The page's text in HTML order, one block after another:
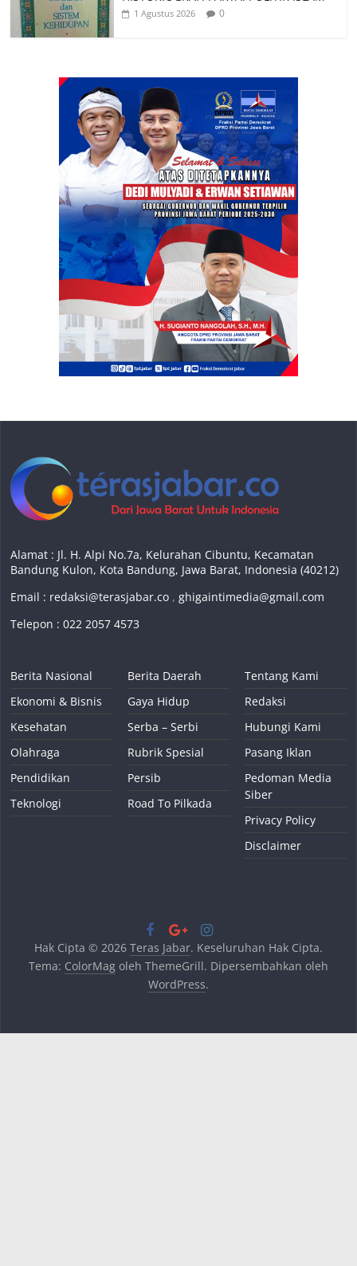
1 Agustus 2026 0
Alamat : Jl. H. Alpi No.7a, Kelurahan Cibuntu, Kecamatan
Bandung Kulon, Kota Bandung, Jawa Barat, Indonesia (40212)
Email : redaksi@terasjabar.co ,ghigaintimedia@gmail.com
Telepon : 022 2057 4573
Berita Nasional
Ekonomi & Bisnis
Kesehatan
Olahraga
Pendidikan
Teknologi
Berita Daerah
Gaya Hidup
Serba – Serbi
Rubrik Spesial
Persib
Road To Pilkada
Tentang Kami
Redaksi
Hubungi Kami
Pasang Iklan
Pedoman Media
Siber
Privacy Policy
Disclaimer
Hak Cipta © 2026 Teras Jabar. Keseluruhan Hak Cipta.
Tema: ColorMagoleh ThemeGrill. Dipersembahkan oleh
WordPress.